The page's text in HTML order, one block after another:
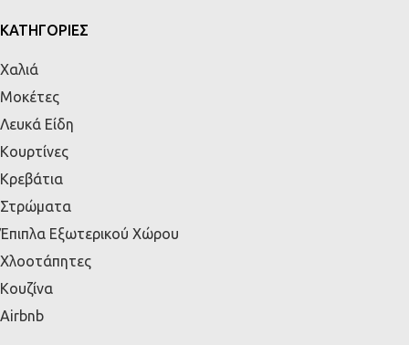
ΚΑΤΗΓΟΡΙΕΣ
Χαλιά
Μοκέτες
Λευκά Είδη
Κουρτίνες
Κρεβάτια
Στρώματα
Έπιπλα Εξωτερικού Χώρου
Χλοοτάπητες
Κουζίνα
Airbnb